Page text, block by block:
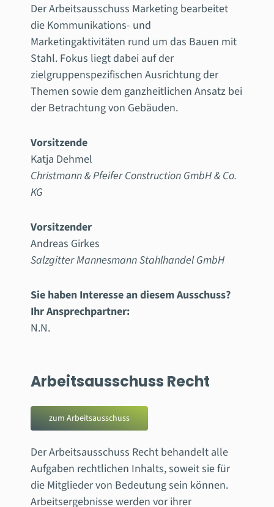
Der Arbeitsausschuss Marketing bearbeitet
die Kommunikations- und
Marketingaktivitäten rund um das Bauen mit
Stahl. Fokus liegt dabei auf der
zielgruppenspezifischen Ausrichtung der
Themen sowie dem ganzheitlichen Ansatz bei
der Betrachtung von Gebäuden.
Vorsitzende
Katja Dehmel
Christmann & Pfeifer Construction GmbH & Co.
KG
Vorsitzender
Andreas Girkes
Salzgitter Mannesmann Stahlhandel GmbH
Sie haben Interesse an diesem Ausschuss?
Ihr Ansprechpartner:
N.N.
Arbeitsausschuss Recht
zum Arbeitsausschuss
Der Arbeitsausschuss Recht behandelt alle
Aufgaben rechtlichen Inhalts, soweit sie für
die Mitglieder von Bedeutung sein können.
Arbeitsergebnisse werden vor ihrer